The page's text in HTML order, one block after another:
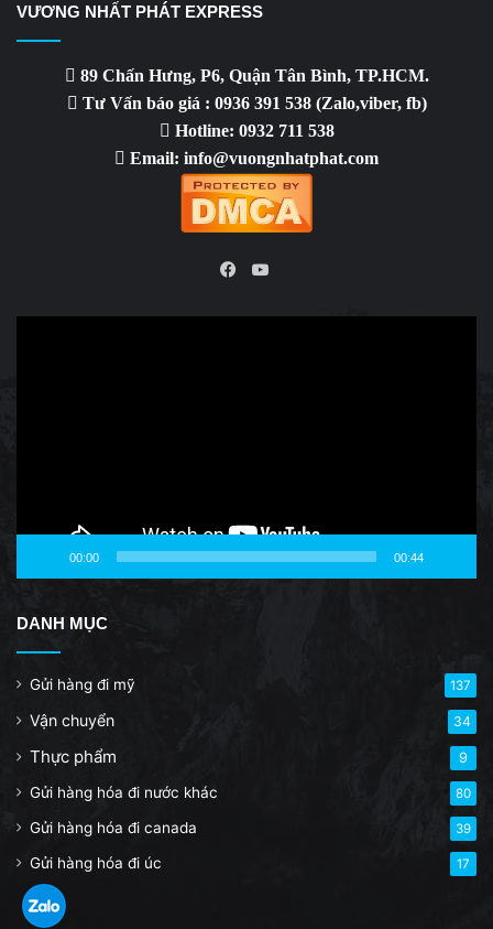
VƯƠNG NHẤT PHÁT EXPRESS
89 Chấn Hưng, P6, Quận Tân Bình, TP.HCM.
Tư Vấn báo giá : 0936 391 538 (Zalo,viber, fb)
Hotline: 0932 711 538
Email: info@vuongnhatphat.com
YouTube
00:00 00:44
DANH MỤC
Gửi hàng đi mỹ 137
Vận chuyển 34
Thực phẩm 9
Gửi hàng hóa đi nước khác 80
Gửi hàng hóa đi canada 39
Gửi hàng hóa đi úc 17